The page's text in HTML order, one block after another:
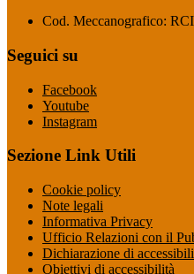
Cod. Meccanografico:
Seguici su
Facebook
Youtube
Instagram
Sezione Link Utili
Cookie policy
Note legali
Informativa Privacy
Ufficio Relazioni con il
Dichiarazione di
Obiettivi di accessibilità